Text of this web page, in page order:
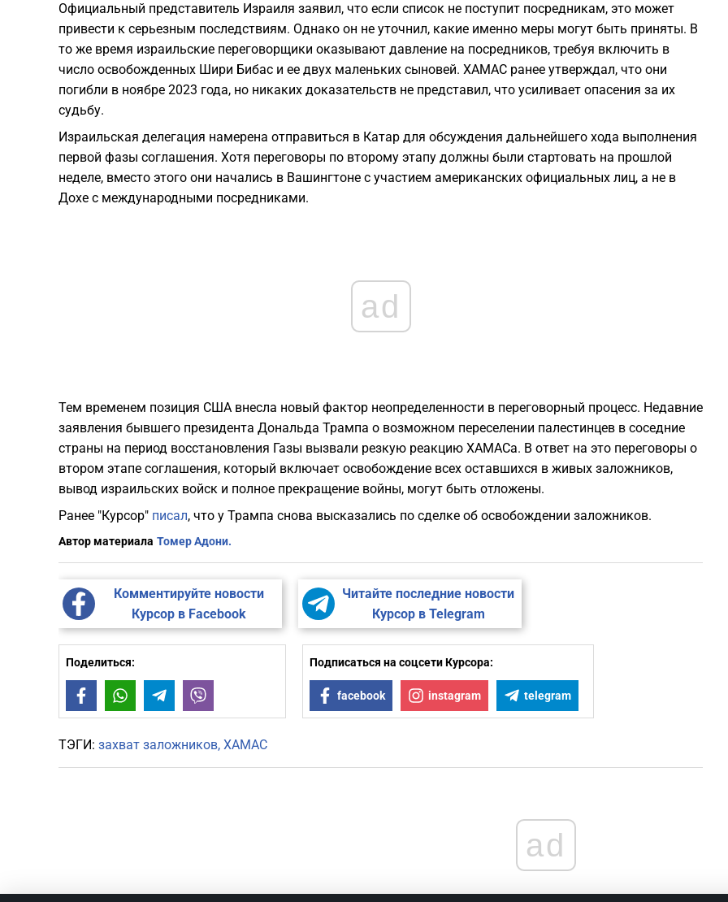
Официальный представитель Израиля заявил, что если список не поступит посредникам, это может
привести к серьезным последствиям. Однако он не уточнил, какие именно меры могут быть приняты. В
то же время израильские переговорщики оказывают давление на посредников, требуя включить в
число освобожденных Шири Бибас и ее двух маленьких сыновей. ХАМАС ранее утверждал, что они
погибли в ноябре 2023 года, но никаких доказательств не представил, что усиливает опасения за их
судьбу.
Израильская делегация намерена отправиться в Катар для обсуждения дальнейшего хода выполнения
первой фазы соглашения. Хотя переговоры по второму этапу должны были стартовать на прошлой
неделе, вместо этого они начались в Вашингтоне с участием американских официальных лиц, а не в
Дохе с международными посредниками.
ad
Тем временем позиция США внесла новый фактор неопределенности в переговорный процесс. Недавние
заявления бывшего президента Дональда Трампа о возможном переселении палестинцев в соседние
страны на период восстановления Газы вызвали резкую реакцию ХАМАСа. В ответ на это переговоры о
втором этапе соглашения, который включает освобождение всех оставшихся в живых заложников,
вывод израильских войск и полное прекращение войны, могут быть отложены.
Ранее "Курсор" писал, что у Трампа снова высказались по сделке об освобождении заложников.
Автор материала Томер Адони.
Комментируйте новости
Курсор в Facebook
Читайте последние новости
Курсор в Telegram
Поделиться:
FacebookWhatsAppTelegram
Подписаться на соцсети Курсора:
facebook instagram telegram
ТЭГИ: захват заложников ХАМАС
ad